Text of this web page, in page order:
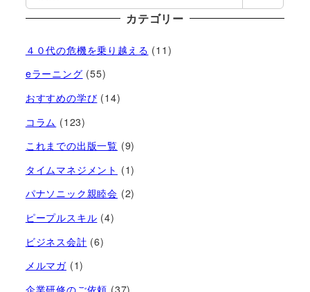
カテゴリー
４０代の危機を乗り越える (11)
eラーニング (55)
おすすめの学び (14)
コラム (123)
これまでの出版一覧 (9)
タイムマネジメント (1)
パナソニック親睦会 (2)
ピープルスキル (4)
ビジネス会計 (6)
メルマガ (1)
企業研修のご依頼 (37)